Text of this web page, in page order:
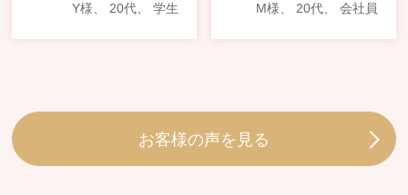
Y様、 20代、 学生 M様、 20代、 会社員
お客様の声を見る